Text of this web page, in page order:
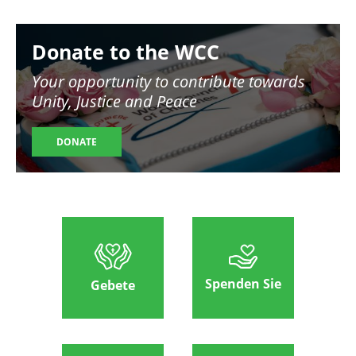
Donate to the WCC
Your opportunity to contribute towards
Unity, Justice and Peace
DONATE
Gebete Spenden Sie